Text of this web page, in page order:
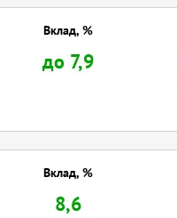
Вклад, %
до 7,9
Вклад, %
8,6